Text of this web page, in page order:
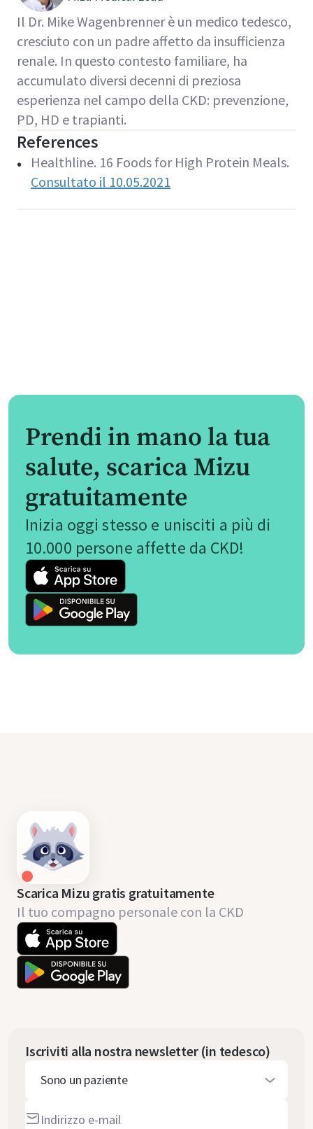
Il Dr. Mike Wagenbrenner è un medico tedesco,
cresciuto con un padre affetto da insufficienza
renale. In questo contesto familiare, ha
accumulato diversi decenni di preziosa
esperienza nel campo della CKD: prevenzione,
PD, HD e trapianti.
References
Healthline. 16 Foods for High Protein Meals.
Consultato il 10.05.2021
Prendi in mano la tua
salute, scarica Mizu
gratuitamente
Inizia oggi stesso e unisciti a più di
10.000 persone affette da CKD!
Scarica Mizu gratis gratuitamente
Il tuo compagno personale con la CKD
Iscriviti alla nostra newsletter (in tedesco)
Sono un paziente